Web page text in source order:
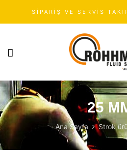
SİPARİŞ VE SERVİS
25
Ana Sayfa Strok